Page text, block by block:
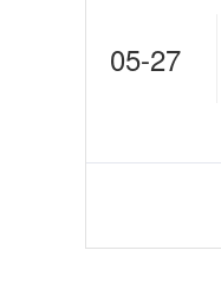
05-27